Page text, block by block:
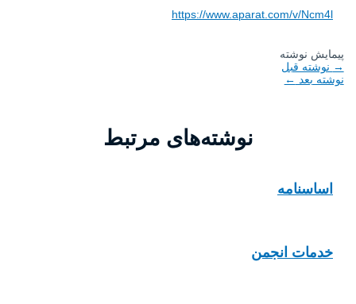
https://www.aparat.com/v/Ncm4l
پیمایش نوشته
→ نوشته قبل
نوشته بعد ←
نوشته‌های مرتبط
اساسنامه
خدمات انجمن